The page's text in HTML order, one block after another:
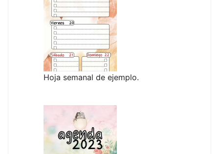
Hoja semanal de ejemplo.